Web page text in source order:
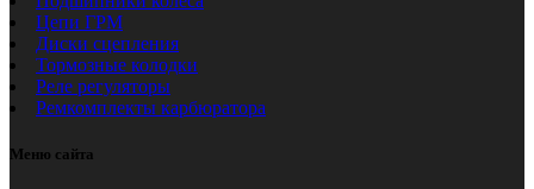
Цепи ГРМ
Диски сцепления
Тормозные колодки
Реле регуляторы
Ремкомплекты карбюратора
Меню сайта